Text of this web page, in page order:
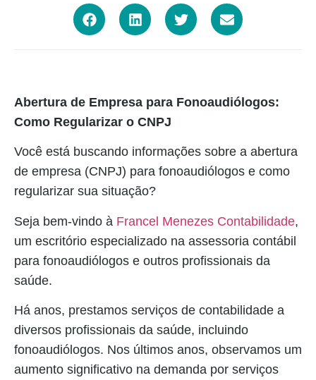
Abertura de Empresa para Fonoaudiólogos:
Como Regularizar o CNPJ
Você está buscando informações sobre a abertura
de empresa (CNPJ) para fonoaudiólogos e como
regularizar sua situação?
Seja bem-vindo à Francel Menezes Contabilidade,
um escritório especializado na assessoria contábil
para fonoaudiólogos e outros profissionais da
saúde.
Há anos, prestamos serviços de contabilidade a
diversos profissionais da saúde, incluindo
fonoaudiólogos. Nos últimos anos, observamos um
aumento significativo na demanda por serviços